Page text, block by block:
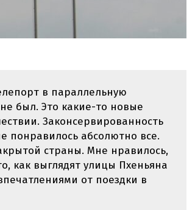
в параллельную
был. Это какие-то новые
Законсервированность
понравилось абсолютно все.
страны. Мне нравилось,
как выглядят улицы Пхеньяна
от поездки в